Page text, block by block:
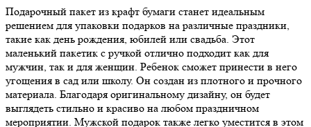
Подарочный пакет из крафт бумаги станет идеальным
решением для упаковки подарков на различные праздники,
такие как день рождения, юбилей или свадьба. Этот
маленький пакетик с ручкой отлично подходит как для
мужчин, так и для женщин. Ребенок сможет принести в него
угощения в сад или школу. Он создан из плотного и прочного
материала. Благодаря оригинальному дизайну, он будет
выглядеть стильно и красиво на любом праздничном
мероприятии. Мужской подарок также легко уместится в этом